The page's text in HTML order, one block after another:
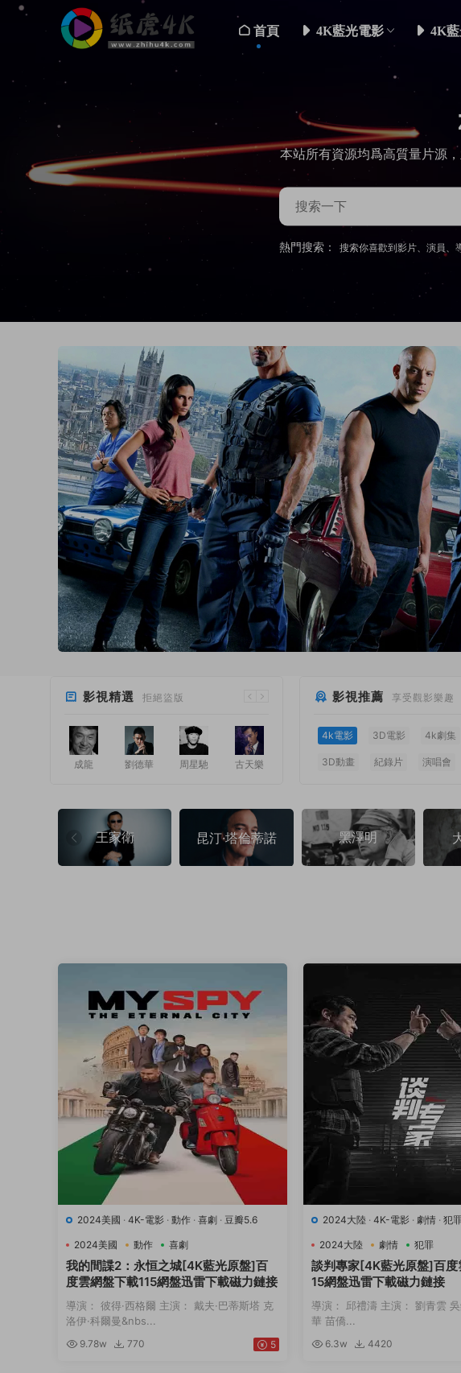
首頁 4K藍光電影 4K
本站所有資源均爲高質量片源
熱門搜索： 搜索你喜歡到影片、演員、
影視精選 拒絕盜版
成龍 劉德華 周星馳 古天樂
影視推薦 享受觀影樂趣
4k電影 3D電影 4k劇集
3D動畫 紀錄片 演唱會
王家衛 昆汀·塔倫蒂諾 黑澤明
2024美國 · 4K-電影 · 動作 · 喜劇 · 豆瓣5.6
2024美國 動作 喜劇
我的間諜2：永恒之城[4K藍光原盤]百
度雲網盤下載115網盤迅雷下載磁力鏈接
導演： 彼得·西格爾 主演： 戴夫·巴蒂斯塔 克
洛伊·科爾曼&nbs...
9.78w 770 5
2024大陸 · 4K-電影 · 劇情 · 犯
2024大陸 劇情 犯罪
談判專家[4K藍光原盤]百度
15網盤迅雷下載磁力鏈接
導演： 邱禮濤 主演： 劉青雲
華 苗僑...
6.3w 4420